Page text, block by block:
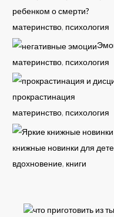
ребенком о смерти?
материнство, психология
материнство, психология
прокрастинация
материнство, психология
книжные новинки для
вдохновение, книги